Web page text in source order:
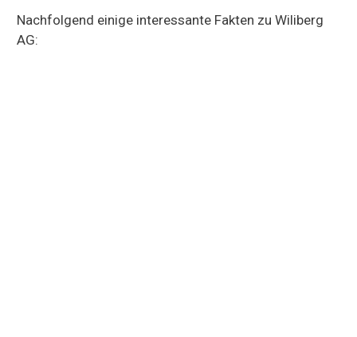
Nachfolgend einige interessante Fakten zu Wiliberg
AG: